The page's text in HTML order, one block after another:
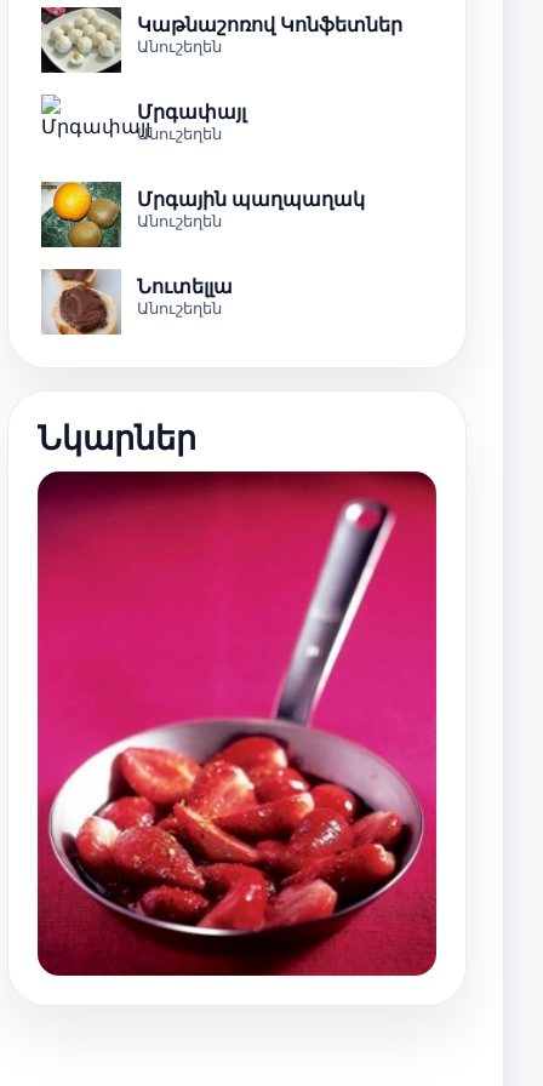
Կաթնաշոռով Կոնֆետներ
Անուշեղեն
Մրգափայլ
Անուշեղեն
Մրգային պաղպաղակ
Անուշեղեն
Նուտելլա
Անուշեղեն
Նկարներ